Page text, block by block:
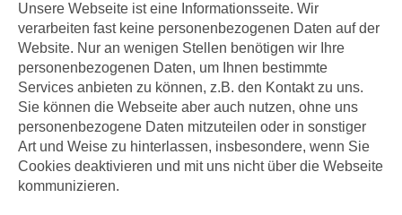
Unsere Webseite ist eine Informationsseite. Wir
verarbeiten fast keine personenbezogenen Daten auf der
Website. Nur an wenigen Stellen benötigen wir Ihre
personenbezogenen Daten, um Ihnen bestimmte
Services anbieten zu können, z.B. den Kontakt zu uns.
Sie können die Webseite aber auch nutzen, ohne uns
personenbezogene Daten mitzuteilen oder in sonstiger
Art und Weise zu hinterlassen, insbesondere, wenn Sie
Cookies deaktivieren und mit uns nicht über die Webseite
kommunizieren.